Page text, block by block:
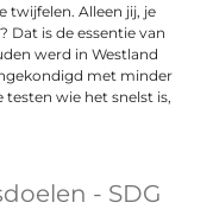
twijfelen. Alleen jij, je
Dat is de essentie van
werd in Westland
met minder
wie het snelst is,
- SDG